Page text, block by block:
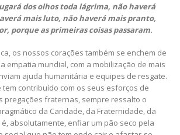
dos olhos toda lágrima, não haverá
mais luto, não haverá mais pranto,
porque as primeiras coisas passaram.
os nossos corações também se enchem de
empatia mundial, com a mobilização de mais
ajuda humanitária e equipes de resgate.
tem contribuído com os seus esforços de
pregações fraternas, sempre ressalto o
da Caridade, da Fraternidade, da
absolutamente, enfiar um pão seco pela